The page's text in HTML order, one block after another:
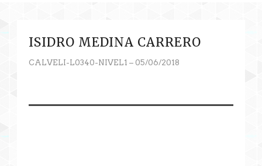
ISIDRO MEDINA CARRERO
CALVELI-L0340-NIVEL1 – 05/06/2018